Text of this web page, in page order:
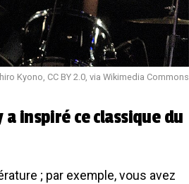
Kyono, CC BY 2.0, via Wikimedia Commons
a inspiré ce classique du
; par exemple, vous avez